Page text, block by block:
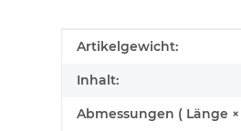
Produkteigenschaft
Wert
Artikelgewicht:
Inhalt:
Abmessungen ( Länge